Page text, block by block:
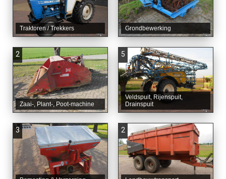
Traktoren / Trekkers Grondbewerking
2
Zaai-, Plant-, Poot-machine
5
Veldspuit, Rijenspuit,
Drainspuit
3 2